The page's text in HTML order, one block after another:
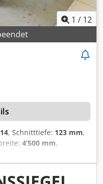
1 / 12
, Schnitttiefe: 123 mm,
4’500 mm,
Abholfrist ist
Plattenbreite max.: